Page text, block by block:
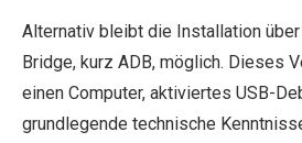
Alternativ bleibt die Installation
Bridge, kurz ADB, möglich. Dieses
einen Computer, aktiviertes USB-
grundlegende technische